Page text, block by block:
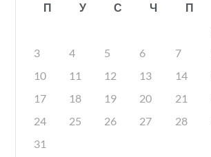
П У С Ч П
3
4 5 6 7
10
11 12 13 14
17
18 19 20 21
24
25 26 27 28
31